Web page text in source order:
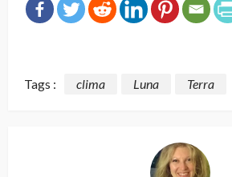
Tags : clima Luna Terra